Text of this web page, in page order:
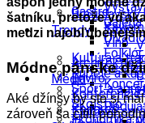
Galéria
Divadlo
Folklór
Gastro
Víno
Kultúra a
Kúpele a
Šport a
Školstvo
Ekonomika
Bratislavský
Tipy
Trendy
Architektúra
Enviro
Konferencie
Kongres
Médiá
Tlačové
šatníku, pretože
medzi
Módne pánske
Aké džínsy by ste si
zároveň sa cítili